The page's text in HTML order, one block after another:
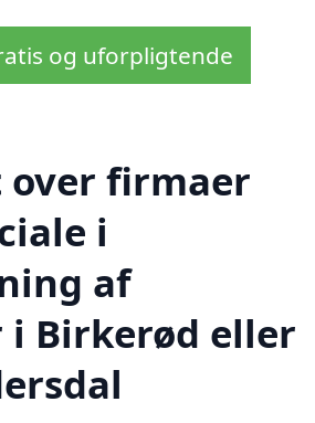
og uforpligtende
over firmaer
i
af
Birkerød eller